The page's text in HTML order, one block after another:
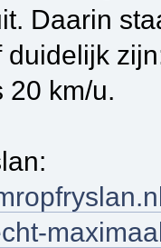
Daarin
duidelijk
20 km/u.